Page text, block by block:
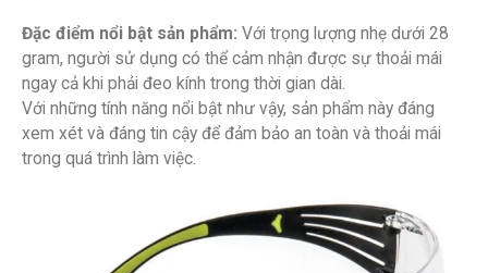
Đặc điểm nổi bật sản phẩm: Với trọng lượng nhẹ dưới 28
gram, người sử dụng có thể cảm nhận được sự thoải mái
ngay cả khi phải đeo kính trong thời gian dài.
Với những tính năng nổi bật như vậy, sản phẩm này đáng
xem xét và đáng tin cậy để đảm bảo an toàn và thoải mái
trong quá trình làm việc.